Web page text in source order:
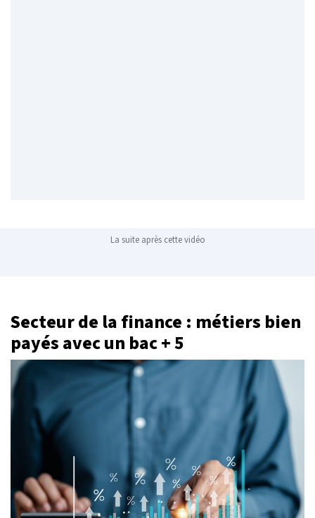
La suite après cette vidéo
Secteur de la finance : métiers bien
payés avec un bac + 5